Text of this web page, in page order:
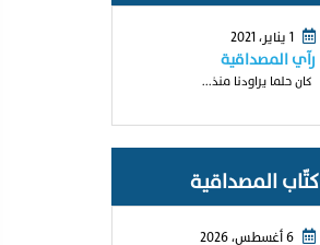
رآي المصداقية
كان حلما يراودنا منذ...
كتّاب المصداقية